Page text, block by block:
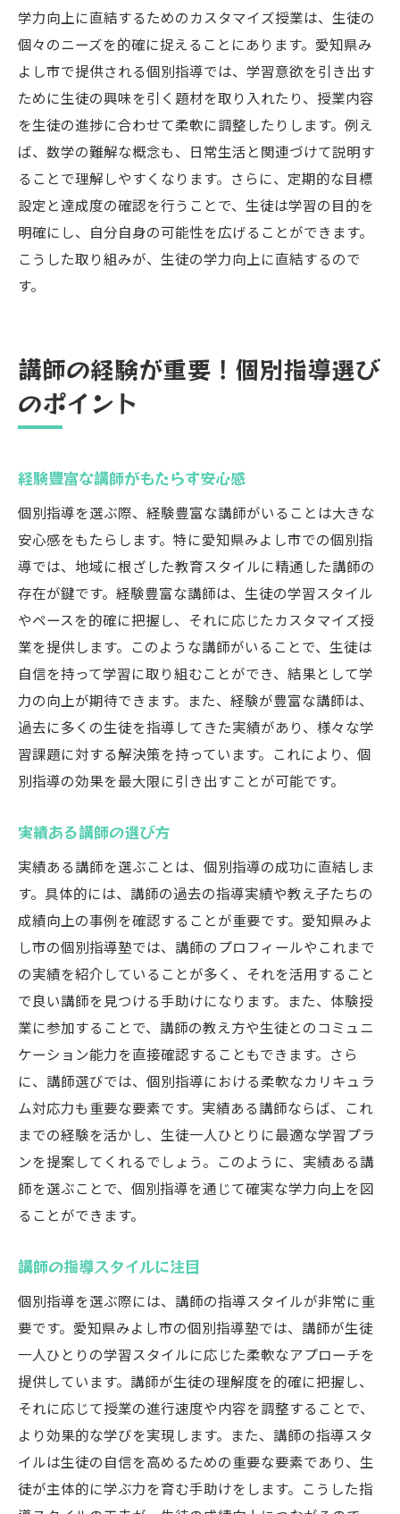
学力向上に直結するためのカスタマイズ授業は、生徒の
個々のニーズを的確に捉えることにあります。愛知県み
よし市で提供される個別指導では、学習意欲を引き出す
ために生徒の興味を引く題材を取り入れたり、授業内容
を生徒の進捗に合わせて柔軟に調整したりします。例え
ば、数学の難解な概念も、日常生活と関連づけて説明す
ることで理解しやすくなります。さらに、定期的な目標
設定と達成度の確認を行うことで、生徒は学習の目的を
明確にし、自分自身の可能性を広げることができます。
こうした取り組みが、生徒の学力向上に直結するので
す。
講師の経験が重要！個別指導選び
のポイント
経験豊富な講師がもたらす安心感
個別指導を選ぶ際、経験豊富な講師がいることは大きな
安心感をもたらします。特に愛知県みよし市での個別指
導では、地域に根ざした教育スタイルに精通した講師の
存在が鍵です。経験豊富な講師は、生徒の学習スタイル
やペースを的確に把握し、それに応じたカスタマイズ授
業を提供します。このような講師がいることで、生徒は
自信を持って学習に取り組むことができ、結果として学
力の向上が期待できます。また、経験が豊富な講師は、
過去に多くの生徒を指導してきた実績があり、様々な学
習課題に対する解決策を持っています。これにより、個
別指導の効果を最大限に引き出すことが可能です。
実績ある講師の選び方
実績ある講師を選ぶことは、個別指導の成功に直結しま
す。具体的には、講師の過去の指導実績や教え子たちの
成績向上の事例を確認することが重要です。愛知県みよ
し市の個別指導塾では、講師のプロフィールやこれまで
の実績を紹介していることが多く、それを活用すること
で良い講師を見つける手助けになります。また、体験授
業に参加することで、講師の教え方や生徒とのコミュニ
ケーション能力を直接確認することもできます。さら
に、講師選びでは、個別指導における柔軟なカリキュラ
ム対応力も重要な要素です。実績ある講師ならば、これ
までの経験を活かし、生徒一人ひとりに最適な学習プラ
ンを提案してくれるでしょう。このように、実績ある講
師を選ぶことで、個別指導を通じて確実な学力向上を図
ることができます。
講師の指導スタイルに注目
個別指導を選ぶ際には、講師の指導スタイルが非常に重
要です。愛知県みよし市の個別指導塾では、講師が生徒
一人ひとりの学習スタイルに応じた柔軟なアプローチを
提供しています。講師が生徒の理解度を的確に把握し、
それに応じて授業の進行速度や内容を調整することで、
より効果的な学びを実現します。また、講師の指導スタ
イルは生徒の自信を高めるための重要な要素であり、生
徒が主体的に学ぶ力を育む手助けをします。こうした指